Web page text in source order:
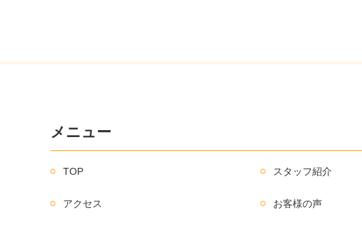
メニュー
TOP スタッフ紹介
アクセス お客様の声